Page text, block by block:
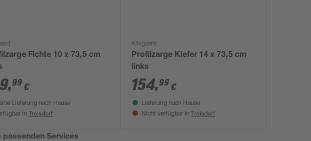
Fichte 10 x 73,5 cm
,99 €
Lieferung nach Hause
in Troisdorf
Kilsgaard
Profilzarge Kiefer 14 x 73,5 cm
links
154,99 €
Lieferung nach Hause
Nicht verfügbar in Troisdorf
passenden Services